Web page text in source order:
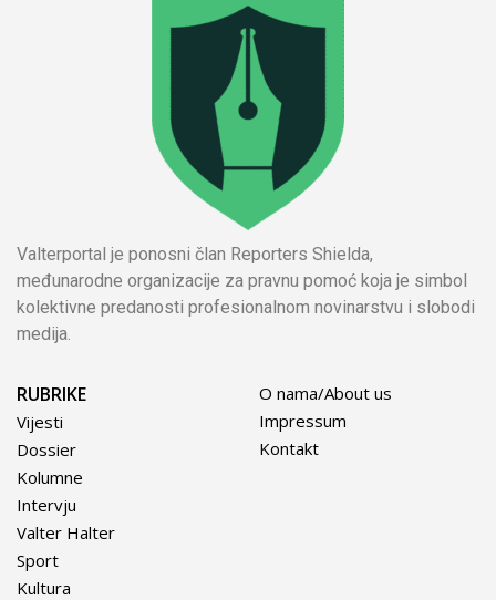
Valterportal je ponosni član Reporters Shielda,
međunarodne organizacije za pravnu pomoć koja je simbol
kolektivne predanosti profesionalnom novinarstvu i slobodi
medija.
RUBRIKE
Vijesti
Dossier
Kolumne
Intervju
Valter Halter
Sport
Kultura
O nama/About us
Impressum
Kontakt